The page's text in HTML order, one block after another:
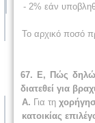
- 2% εάν
Το αρχικό ποσό
67. Ε, Πώς
διατεθεί για
Α. Για τη
κατοικίας